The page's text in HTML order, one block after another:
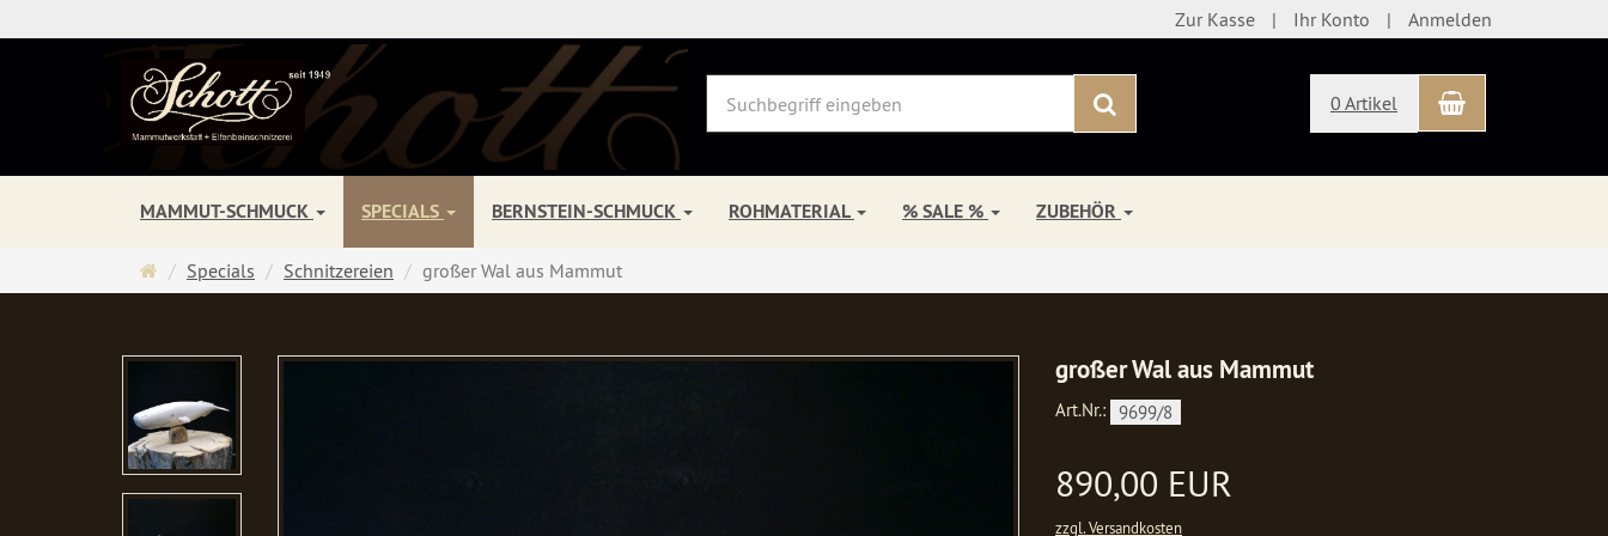
Zur Kasse Ihr Konto Anmelden
0 Artikel Warenkorb
MAMMUT-SCHMUCK SPECIALS BERNSTEIN-SCHMUCK ROHMATERIAL % SALE % ZUBEHÖR
Startseite
Specials Schnitzereien großer Wal aus Mammut
großer Wal aus Mammut
Art.Nr.: 9699/8
890,00 EUR
zzgl. Versandkosten